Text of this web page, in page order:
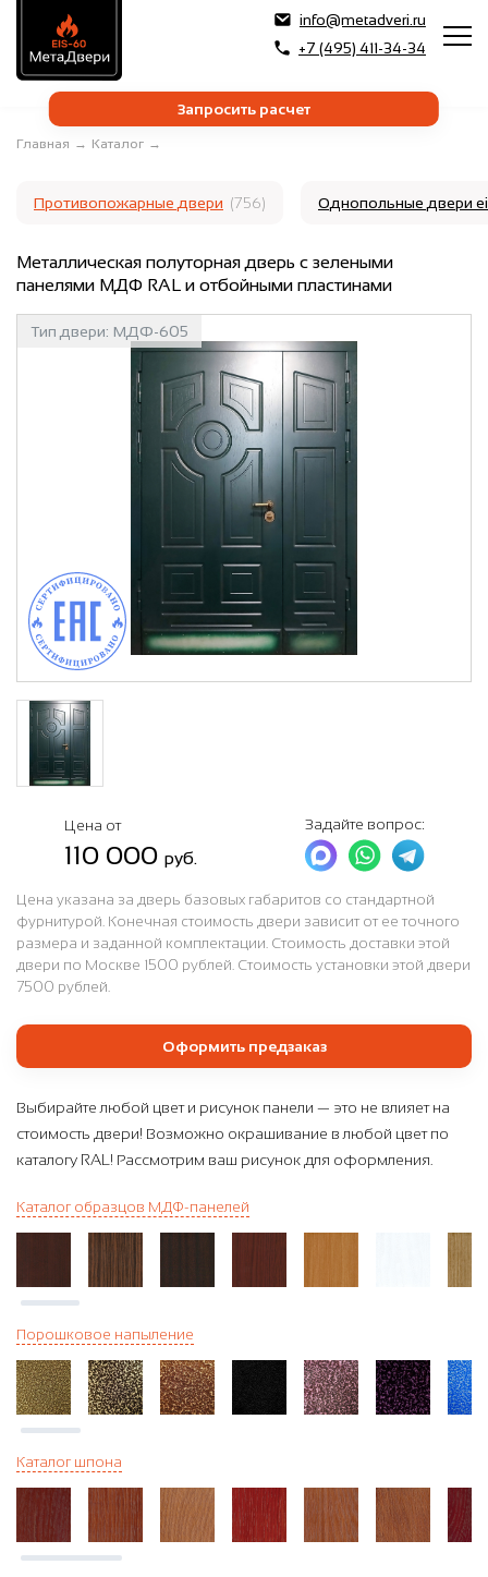
info@metadveri.ru
+7 (495) 411-34-34
Запросить расчет
Главная → Каталог →
Противопожарные двери (756) Однопольные двери
Металлическая полуторная дверь с зелеными
панелями МДФ RAL и отбойными пластинами
Тип двери: МДФ-605
Цена от
110 000 руб.
Задайте вопрос:
Цена указана за дверь базовых габаритов со стандартной
фурнитурой. Конечная стоимость двери зависит от ее точного
размера и заданной комплектации. Стоимость доставки этой
двери по Москве 1500 рублей. Стоимость установки этой двери
7500 рублей.
Оформить предзаказ
Выбирайте любой цвет и рисунок панели — это не влияет на
стоимость двери! Возможно окрашивание в любой цвет по
каталогу RAL! Рассмотрим ваш рисунок для оформления.
Каталог образцов МДФ-панелей
Порошковое напыление
Каталог шпона